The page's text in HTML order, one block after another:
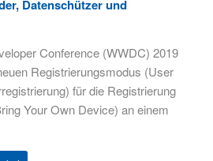
Datenschützer und
Conference (WWDC) 2019
Registrierungsmodus (User
für die Registrierung
Your Own Device) an einem